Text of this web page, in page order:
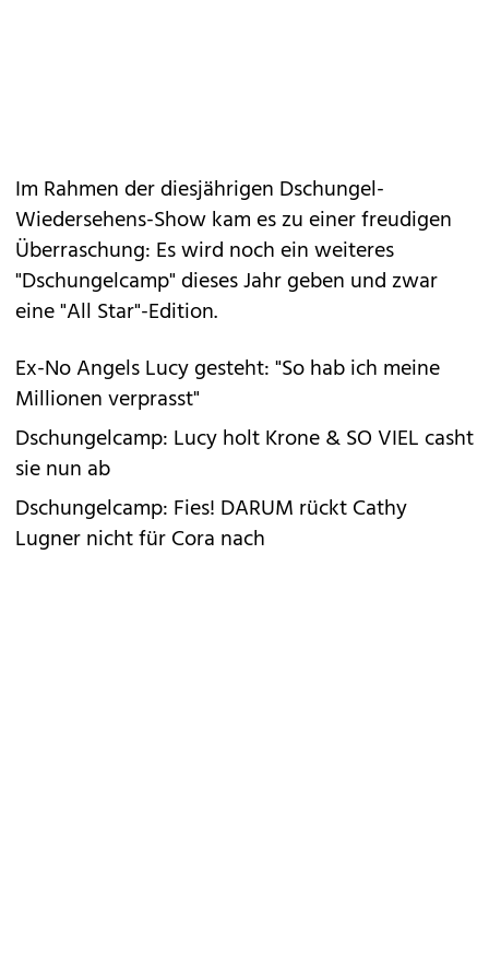
Im Rahmen der diesjährigen Dschungel-
Wiedersehens-Show kam es zu einer freudigen
Überraschung: Es wird noch ein weiteres
"Dschungelcamp" dieses Jahr geben und zwar
eine "All Star"-Edition.
Ex-No Angels Lucy gesteht: "So hab ich meine
Millionen verprasst"
Dschungelcamp: Lucy holt Krone & SO VIEL casht
sie nun ab
Dschungelcamp: Fies! DARUM rückt Cathy
Lugner nicht für Cora nach